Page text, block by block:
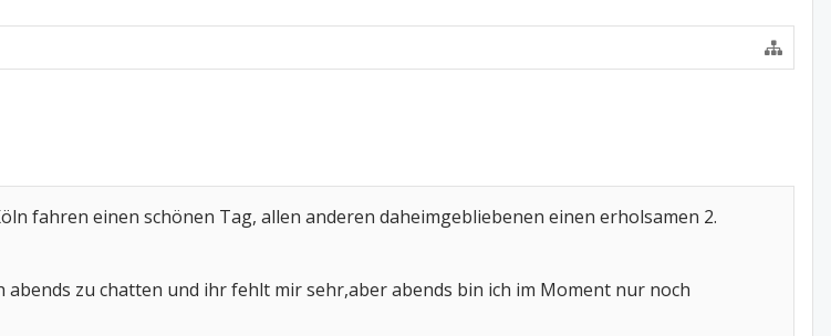
fahren einen schönen Tag, allen anderen daheimgebliebenen einen erholsamen 2.
zu chatten und ihr fehlt mir sehr,aber abends bin ich im Moment nur noch